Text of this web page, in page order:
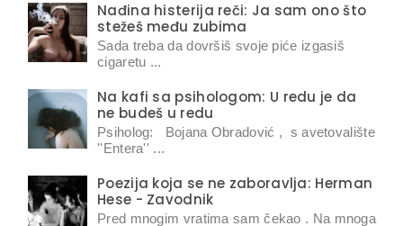
Nađina histerija reči: Ja sam ono što
stežeš među zubima
Sada treba da dovršiš svoje piće izgasiš
cigaretu ...
Na kafi sa psihologom: U redu je da
ne budeš u redu
Psiholog: Bojana Obradović , s avetovalište
''Entera'' ...
Poezija koja se ne zaboravlja: Herman
Hese - Zavodnik
Pred mnogim vratima sam čekao . Na mnoga